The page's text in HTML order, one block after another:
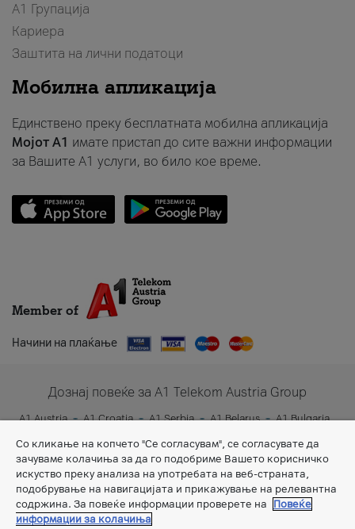
А1 Групација
Кариера
Заштита на лични податоци
Мобилна апликација
Единствено преку бесплатната мобилна апликација
Мојот A1 имате пристап до сите важни информации
за Вашите A1 услуги, во било кое време.
Member of
Начини на плаќање
Дознај повеќе за A1 Telekom Austria Group
A1 Austria A1 Croatia A1 Serbia A1 Belarus
A1 Bulgaria
A1 Slovenia
A1 Digital
Со кликање на копчето "Се согласувам", се согласувате да
зачуваме колачиња за да го подобриме Вашето корисничко
искуство преку анализа на употребата на веб-страната,
подобрување на навигацијата и прикажување на релевантна
содржина. За повеќе информации проверете на
Повеќе
информации за колачиња